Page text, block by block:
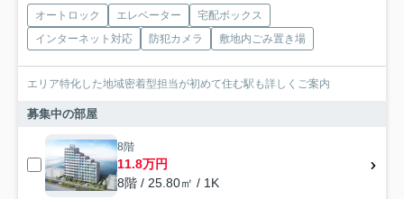
オートロック エレベーター
宅配ボックス
インターネット対応
防犯カメラ 敷地内ごみ置き場
エリア特化した地域密着型担当が初めて住む駅も詳しくご案内
募集中の部屋
8階
11.8万円
8階 / 25.80㎡ / 1K